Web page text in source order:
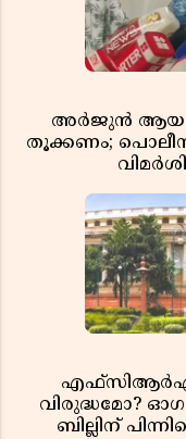
അർജുൻ
തൂക്കണം;
എഫ്സിആർഎ
വിരുദ്ധമോ?
ബില്ലിന്